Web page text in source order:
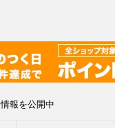
報を公開中